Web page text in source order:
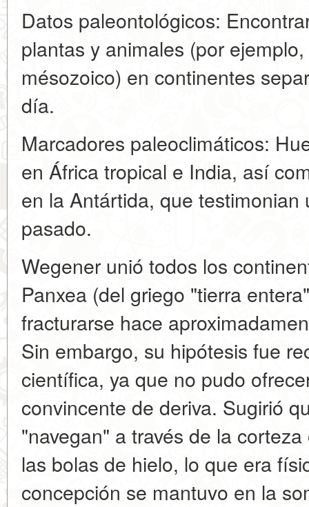
Datos paleontológicos:
plantas y animales (por
mésozoico) en continentes
día.
Marcadores paleoclimáticos:
en África tropical e India, así
en la Antártida, que testimonian
pasado.
Wegener unió todos los
Panxea (del griego "tierra
fracturarse hace
Sin embargo, su hipótesis fue
científica, ya que no pudo
convincente de deriva. Sugirió
"navegan" a través de la
las bolas de hielo, lo que era
concepción se mantuvo en la